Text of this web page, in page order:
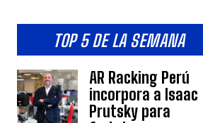
TOP 5 DE LA SEMANA
AR Racking Perú
incorpora a Isaac
Prutsky para